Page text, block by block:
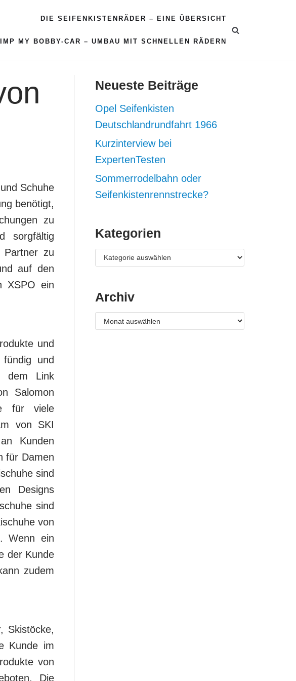
DIE SEIFENKISTENRÄDER – EINE ÜBERSICHT
MY BOBBY-CAR – UMBAU MIT SCHNELLEN RÄDERN
Schuhe
benötigt,
zu
sorgfältig
Partner zu
auf den
XSPO ein
und
und
dem Link
Salomon
für viele
von SKI
Kunden
für Damen
sind
Designs
sind
von
Wenn ein
der Kunde
zudem
Skistöcke,
Kunde im
von
Die
Neueste Beiträge
Opel Seifenkisten
Deutschlandrundfahrt 1966
Kurzinterview bei
ExpertenTesten
Sommerrodelbahn oder
Seifenkistenrennstrecke?
Kategorien
Archiv